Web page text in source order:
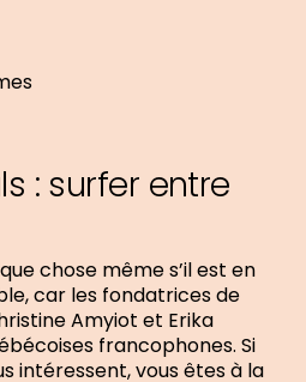
: surfer entre
chose même s’il est en
car les fondatrices de
Amyiot et Erika
francophones. Si
intéressent, vous êtes à la